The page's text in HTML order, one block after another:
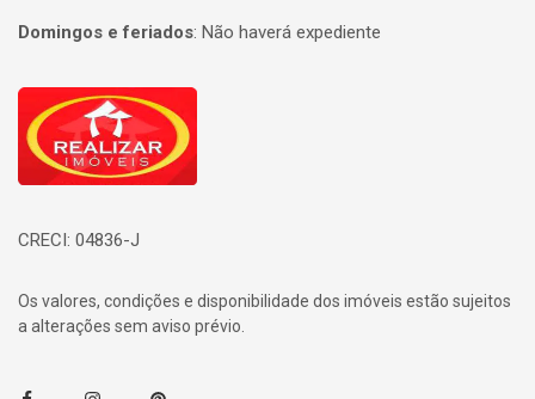
Domingos e feriados: Não haverá expediente
Página inicial
CRECI: 04836-J
Os valores, condições e disponibilidade dos imóveis estão sujeitos
a alterações sem aviso prévio.